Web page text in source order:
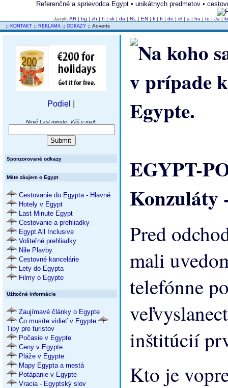
Referenčné a sprievodca Egypt • unikátnych predmetov •
Jazyk: AR | bg | zh | h | sk | da | NL | EN | fi | fr | de | el | a | hu | to | Ja |
:: KONTAKT :: REKLAMA :: ODKAZY :: Adverts
Podiel
Nové Last minute. Váš e-mail:
Sponzorované odkazy
Máte záujem o Egypt
Cestovanie do Egypta - Hlavné
Hotely v Egypt
Last Minute Egypt
Cestovanie a prehliadky
Egypt All Inclusive
Voliteľné prehliadky
Nile Plavby
Cestovné kancelárie
Lety do Egypta
Filmy o Egypte
Užitočné informácie
Zaujímavé články o Egypte
Čo musíte vidieť v Egypte
Tipy pre turistov
Počasie v Egypte
Ceny v Egypte
Pláže v Egypte
Mapy Egypta a mestá
Potápanie v Egypte
Vracia - Egyptský slov
EGYPT-
Konzuláty
Pred
mali
telefónne
inštitúcií
Kto je